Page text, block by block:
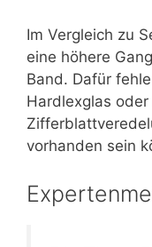
Im Vergleich zu
eine höhere
Band. Dafür
Hardlexglas
vorhanden sein